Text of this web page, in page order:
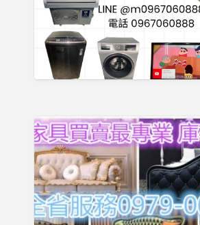
二
家
家
0967060888
二
手
家
具
買
賣